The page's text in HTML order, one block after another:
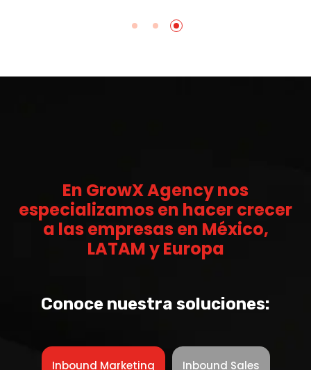
En GrowX Agency nos
especializamos en hacer crecer
a las empresas en México,
LATAM y Europa
Conoce nuestra soluciones:
Inbound Marketing Inbound Sales